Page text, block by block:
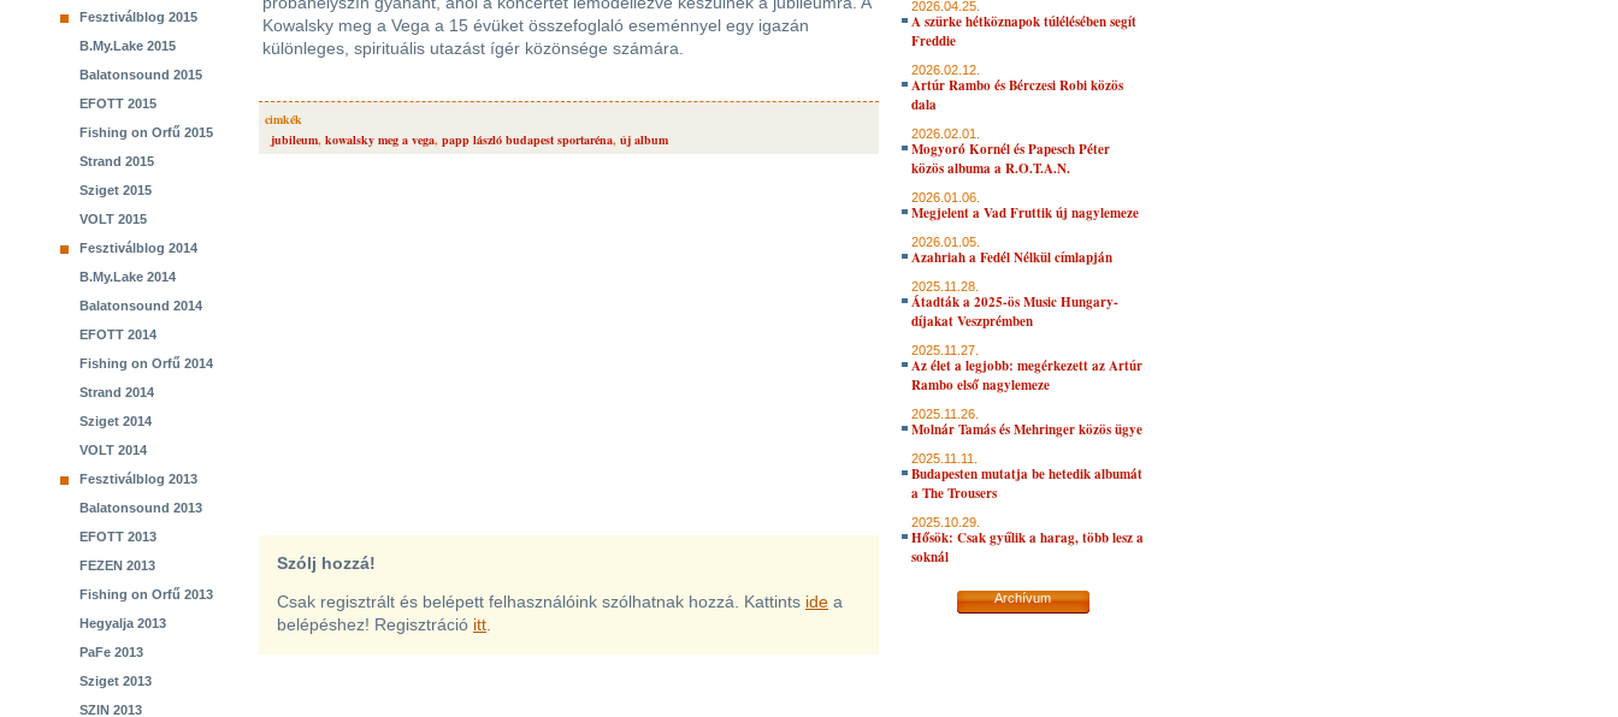
Fesztiválblog 2015
B.My.Lake 2015
Balatonsound 2015
EFOTT 2015
Fishing on Orfű 2015
Strand 2015
Sziget 2015
VOLT 2015
Fesztiválblog 2014
B.My.Lake 2014
Balatonsound 2014
EFOTT 2014
Fishing on Orfű 2014
Strand 2014
Sziget 2014
VOLT 2014
Fesztiválblog 2013
Balatonsound 2013
EFOTT 2013
FEZEN 2013
Fishing on Orfű 2013
Hegyalja 2013
PaFe 2013
Sziget 2013
SZIN 2013
Kowalsky meg a Vega a 15 évüket összefoglaló eseménnyel egy igazán
különleges, spirituális utazást ígér közönsége számára.
cimkék
jubileum, kowalsky meg a vega, papp lászló budapest sportaréna, új album
Szólj hozzá!
Csak regisztrált és belépett felhasználóink szólhatnak hozzá. Kattints ide a
belépéshez! Regisztráció itt
2026.04.25.
A szürke hétköznapok túlélésében segít
Freddie
2026.02.12.
Artúr Rambo és Bérczesi Robi közös
dala
2026.02.01.
Mogyoró Kornél és Papesch Péter
közös albuma a R.O.T.A.N.
2026.01.06.
Megjelent a Vad Fruttik új nagylemeze
2026.01.05.
Azahriah a Fedél Nélkül címlapján
2025.11.28.
Átadták a 2025-ös Music Hungary-
díjakat Veszprémben
2025.11.27.
Az élet a legjobb: megérkezett az Artúr
Rambo első nagylemeze
2025.11.26.
Molnár Tamás és Mehringer közös ügye
2025.11.11.
Budapesten mutatja be hetedik albumát
a The Trousers
2025.10.29.
Hősök: Csak gyűlik a harag, több lesz a
soknál
Archívum